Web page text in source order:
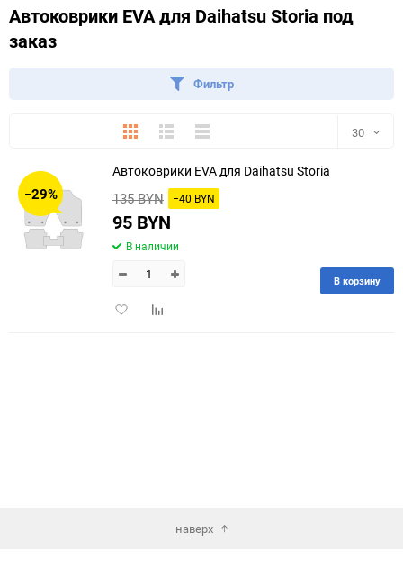
Автоковрики EVA для Daihatsu Storia под
заказ
Фильтр
ПлиткаПодробноКомпактно 30
150
−29%
Автоковрики EVA для Daihatsu Storia
135 BYN −40 BYN
95 BYN
В наличии
ДобавитьДобавить
В корзину
наверх